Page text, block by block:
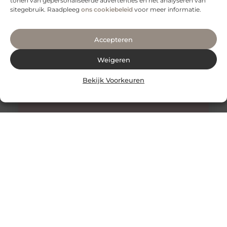
sitegebruik. Raadpleeg ons cookiebeleid voor meer informatie.
Accepteren
Weigeren
Bekijk Voorkeuren